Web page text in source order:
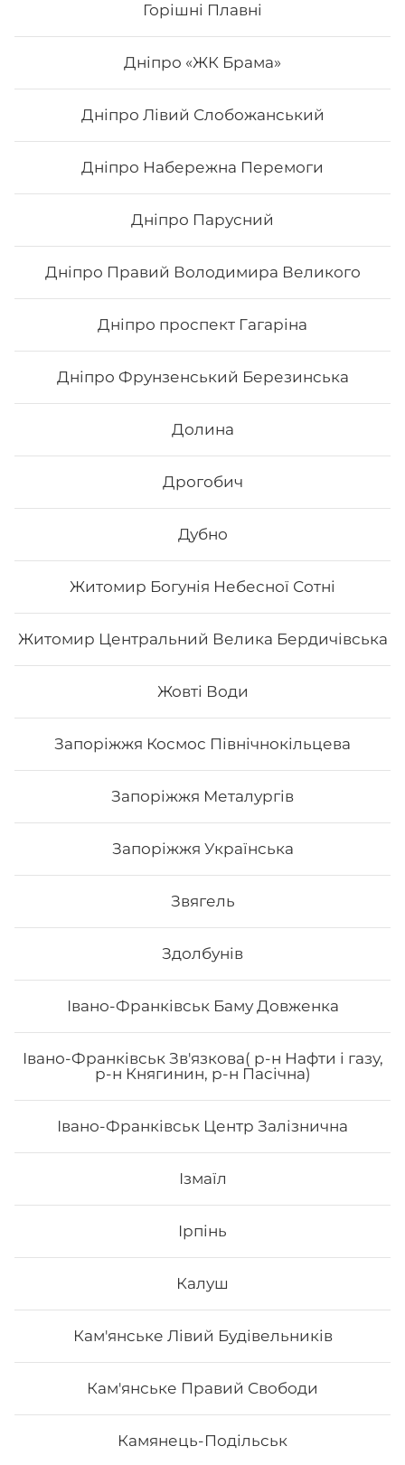
Горішні Плавні
Дніпро «ЖК Брама»
Дніпро Лівий Слобожанський
Дніпро Набережна Перемоги
Дніпро Парусний
Дніпро Правий Володимира Великого
Дніпро проспект Гагаріна
Дніпро Фрунзенський Березинська
Долина
Дрогобич
Дубно
Житомир Богунія Небесної Сотні
Житомир Центральний Велика Бердичівська
Жовті Води
Запоріжжя Космос Північнокільцева
Запоріжжя Металургів
Запоріжжя Українська
Звягель
Здолбунів
Івано-Франківськ Баму Довженка
Івано-Франківськ Зв'язкова( р-н Нафти і газу,
р-н Княгинин, р-н Пасічна)
Івано-Франківськ Центр Залізнична
Ізмаїл
Ірпінь
Калуш
Кам'янське Лівий Будівельників
Кам'янське Правий Свободи
Камянець-Подільськ
Напій Coca-Cola
0,33 л
33₴
Напій Fanta
0,33 л
33
Вода мінеральна
Вода мінеральна, газована/негазована 0.5 л.